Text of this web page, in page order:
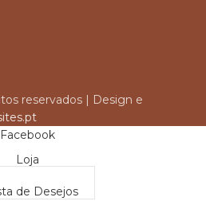
reservados | Design e
Facebook
Loja
de Desejos